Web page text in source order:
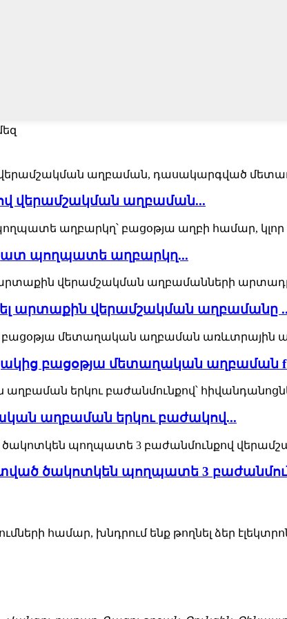
վերամշակման աղբաման...
պողպատե աղբարկղ...
արտաքին վերամշակման աղբամանը
բացօթյա մետաղական աղբաման f
աղբաման երկու բաժակով...
ծակոտկեն պողպատե 3
համար, խնդրում ենք թողնել ձեր